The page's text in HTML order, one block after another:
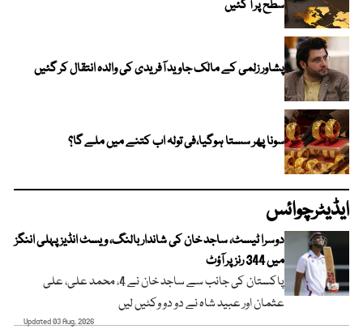
سطح پر آ گئیں
پشاور زلمی کے مالک جاوید آفریدی کی والدہ انتقال کر گئیں
سونا پھر سستا ہوگیا،فی تولہ اب کتنے میں ملے گا؟
ایڈیٹرچوائس
دوسرا ٹیسٹ، ساجد خان کی شاندار بالنگ، ویسٹ انڈیز پہلی اننگز
میں 344 رنز پر آؤٹ
پاکستان کی جانب سے ساجد خان نے 4، محمد علی، علی
عثمان اور عبید شاہ نے دو دو وکٹیں لیں
Updated 03 Aug, 2026